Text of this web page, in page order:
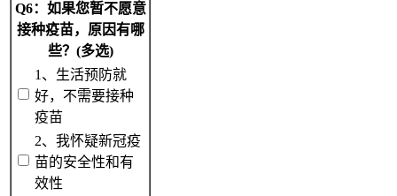
Q6：如果您暂不愿意
接种疫苗，原因有哪
些？(多选)
1、生活预防就
好，不需要接种
疫苗
2、我怀疑新冠疫
苗的安全性和有
效性